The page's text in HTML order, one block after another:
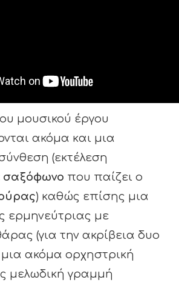
μουσικού έργου
ακόμα και μια
(εκτέλεση
σαξόφωνο που παίζει ο
) καθώς επίσης μια
ερμηνεύτριας με
(για την ακρίβεια δυο
μια ακόμα ορχηστρική
μελωδική γραμμή